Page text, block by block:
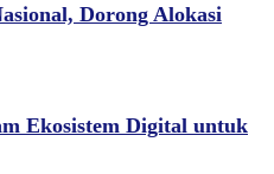
Dorong Alokasi
Ekosistem Digital untuk